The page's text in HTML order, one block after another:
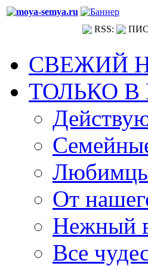
RSS:
СВЕЖИЙ
ТОЛЬКО
От
Нежный
Все